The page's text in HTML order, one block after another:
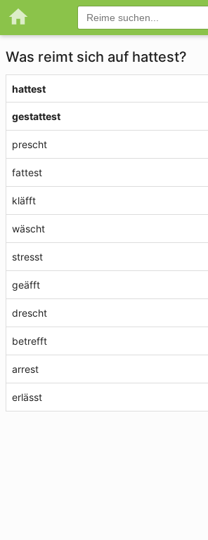
Was reimt sich auf hattest?
hattest
gestattest
prescht
fattest
kläfft
wäscht
stresst
geäfft
drescht
betrefft
arrest
erlässt